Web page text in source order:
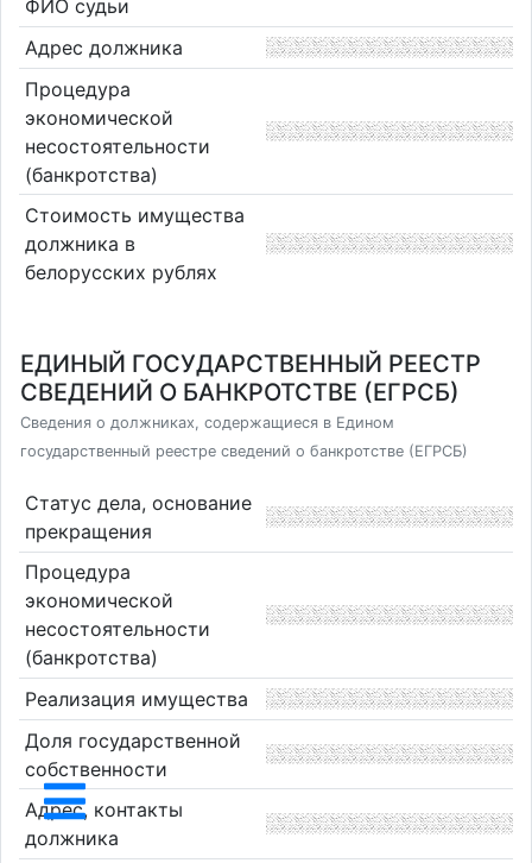
ФИО судьи
Адрес должника
Процедура
экономической
несостоятельности
(банкротства)
Стоимость имущества
должника в
белорусских рублях
ЕДИНЫЙ ГОСУДАРСТВЕННЫЙ РЕЕСТР
СВЕДЕНИЙ О БАНКРОТСТВЕ (ЕГРСБ)
Сведения о должниках, содержащиеся в Едином
государственный реестре сведений о банкротстве (ЕГРСБ)
Статус дела, основание
прекращения
Процедура
экономической
несостоятельности
(банкротства)
Реализация имущества
Доля государственной
собственности
Адрес, контакты
должника